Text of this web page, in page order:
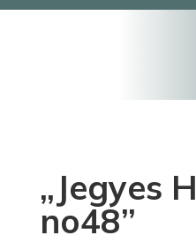
„Jegyes
no48”